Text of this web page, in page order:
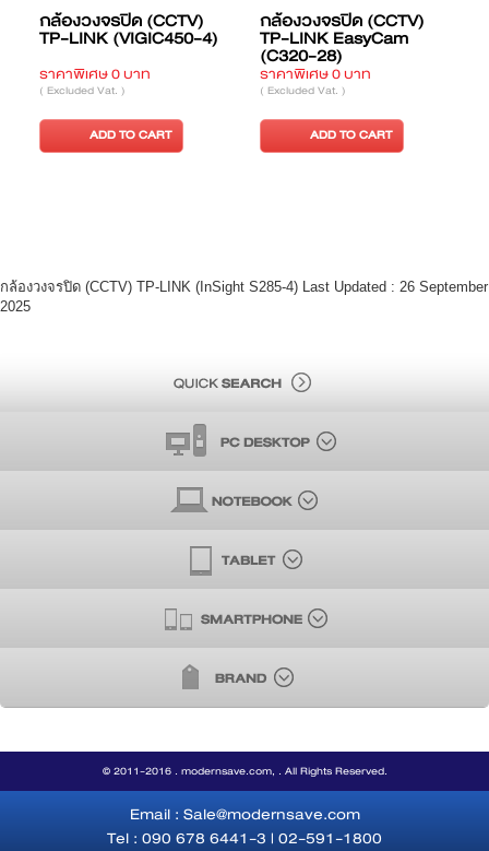
กล้องวงจรปิด (CCTV)
TP-LINK (VIGIC450-4)
ราคาพิเศษ 0 บาท
( Excluded Vat. )
ADD TO CART
กล้องวงจรปิด (CCTV)
TP-LINK EasyCam
(C320-28)
ราคาพิเศษ 0 บาท
( Excluded Vat. )
ADD TO CART
กล้องวงจรปิด (CCTV) TP-LINK (InSight S285-4) Last Updated : 26 September
2025
© 2011-2016 . modernsave.com, . All Rights Reserved.
Email : Sale@modernsave.com
Tel : 090 678 6441-3 | 02-591-1800